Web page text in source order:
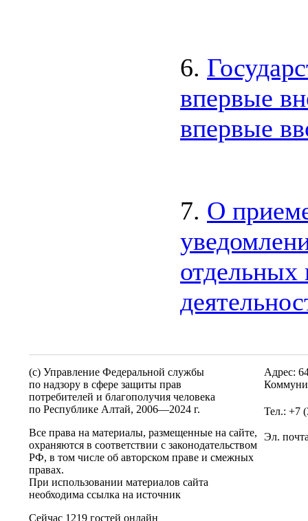
6.
впервые
впервые
7. О
отдельных
(c) Управление Федеральной службы
по надзору в сфере защиты прав
потребителей и благополучия человека
по Республике Алтай, 2006—2024 г.
Все права на материалы, размещенные на сайте,
охраняются в соответствии с законодательством
РФ, в том числе об авторском праве и смежных
правах.
При использовании материалов сайта
необходима ссылка на источник
Сейчас 1219 гостей онлайн
Адрес:
Тел.: +7
Эл.